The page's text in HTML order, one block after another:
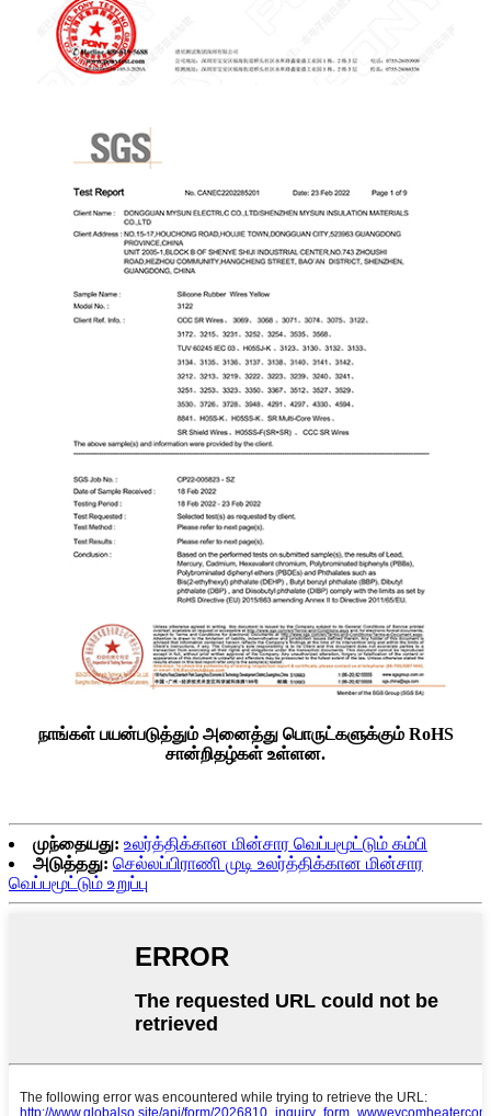
நாங்கள் பயன்படுத்தும் அனைத்து பொருட்களுக்கும் RoHS
சான்றிதழ்கள் உள்ளன.
முந்தையது: உலர்த்திக்கான மின்சார வெப்பமூட்டும் கம்பி
அடுத்தது: செல்லப்பிராணி முடி உலர்த்திக்கான மின்சார
வெப்பமூட்டும் உறுப்பு